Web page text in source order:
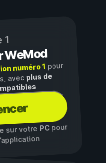
1
WeMod
numéro 1pour
avec plus de
sur votre PCpour